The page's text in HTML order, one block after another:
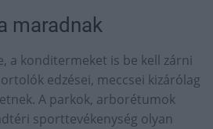
maradnak
a konditermeket is be kell zárni
edzései, meccsei kizárólag
A parkok, arborétumok
sporttevékenység olyan